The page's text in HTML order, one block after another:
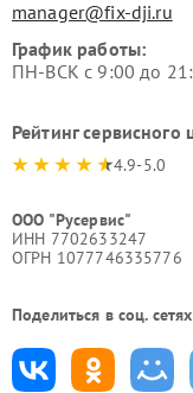
manager@fix-dji.ru
График работы:
ПН-ВСК с 9:00 до
Рейтинг сервисного
4.9-5.0
ООО "Русервис"
ИНН 7702633247
ОГРН 1077746335776
Поделиться в соц.